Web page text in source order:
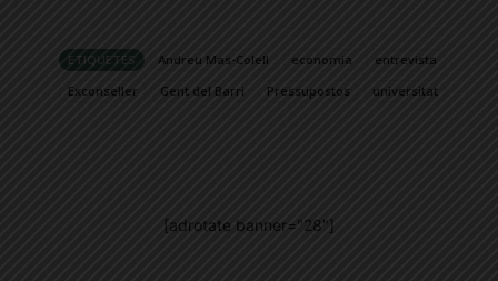
ETIQUETES Andreu Mas-Colell economia
entrevista
Exconseller
Gent del Barri Pressupostos universitat
[adrotate banner="28"]